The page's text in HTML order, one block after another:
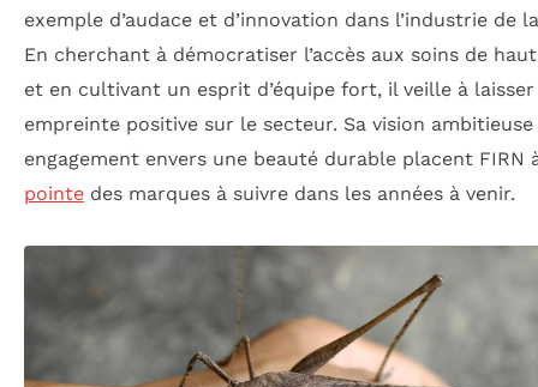
exemple d’audace et d’innovation dans l’industrie de
En cherchant à démocratiser l’accès aux soins de
et en cultivant un esprit d’équipe fort, il veille à
empreinte positive sur le secteur. Sa vision
engagement envers une beauté durable placent FIRN
pointe des marques à suivre dans les années à venir.